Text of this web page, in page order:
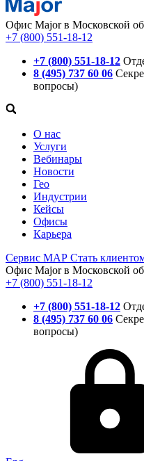
Офис Major в Московской
+7 (800) 551-18-12
+7 (800) 551-18-12
8 (495) 737 60 06
вопросы)
О нас
Услуги
Вебинары
Новости
Гео
Индустрии
Кейсы
Офисы
Карьера
Сервис МАР Стать
Офис Major в Московской
+7 (800) 551-18-12
+7 (800) 551-18-12
8 (495) 737 60 06
вопросы)